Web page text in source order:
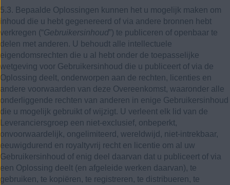
5.3. Bepaalde Oplossingen kunnen het u mogelijk maken om
inhoud die u hebt gegenereerd of via andere bronnen hebt
verkregen (“Gebruikersinhoud”) te publiceren of openbaar te
delen met anderen. U behoudt alle intellectuele
eigendomsrechten die u al hebt onder de toepasselijke
wetgeving voor Gebruikersinhoud die u publiceert of via de
Oplossing deelt, onderworpen aan de rechten, licenties en
andere voorwaarden van deze Overeenkomst, waaronder alle
onderliggende rechten van anderen in enige Gebruikersinhoud
die u mogelijk gebruikt of wijzigt. U verleent elk lid van de
Leveranciersgroep een niet-exclusief, onbeperkt,
onvoorwaardelijk, ongelimiteerd, wereldwijd, niet-intrekbaar,
eeuwigdurend en royaltyvrij recht en licentie om al uw
Gebruikersinhoud of enig deel daarvan dat u publiceert of via
een Oplossing deelt (en afgeleide werken daarvan), te
gebruiken, te kopiëren, te registreren, te distribueren, te